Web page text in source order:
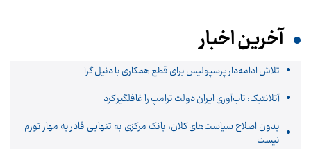
آخرین اخبار
تلاش ادامه‌دار پرسپولیس برای قطع همکاری با دنیل گرا
آتلانتیک: تاب‌آوری ایران دولت ترامپ را غافلگیر کرد
بدون اصلاح سیاست‌های کلان، بانک مرکزی به تنهایی قادر به مهار تورم
نیست